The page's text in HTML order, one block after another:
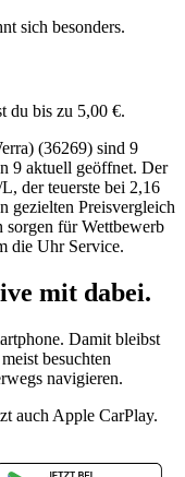
sich besonders.
du bis zu 5,00 €.
(36269) sind 9
9 aktuell geöffnet. Der
der teuerste bei 2,16
gezielten Preisvergleich
sorgen für Wettbewerb
die Uhr Service.
mit dabei.
Damit bleibst
besuchten
navigieren.
auch Apple CarPlay.